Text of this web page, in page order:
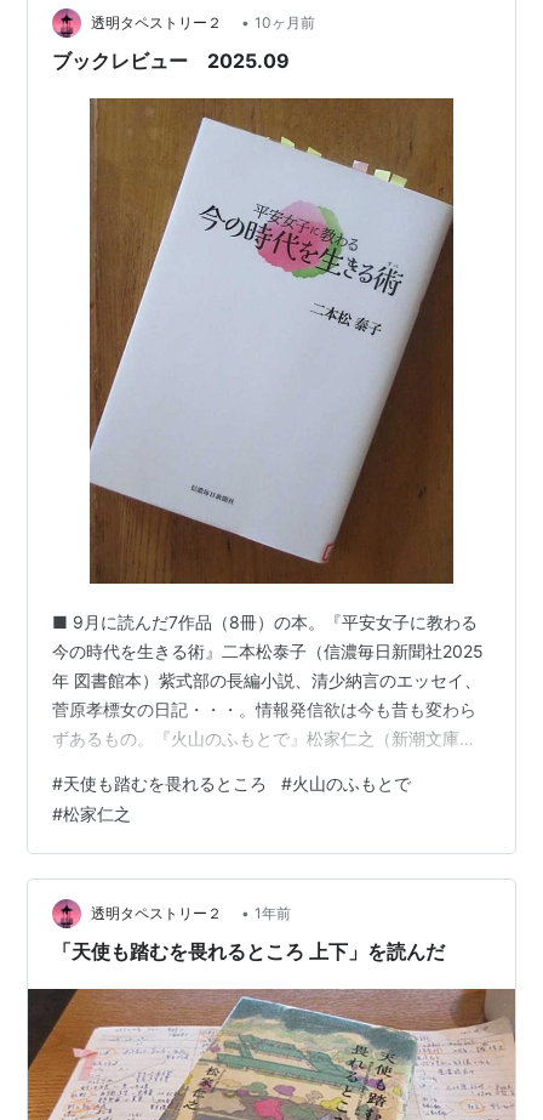
在感を増しています。このところ文庫になっているの
は、 二十年以上も前の著作でありますが…
透明タペストリー２ • 10ヶ月前
ブックレビュー 2025.09
■ 9月に読んだ7作品（8冊）の本。『平安女子に教わる
今の時代を生きる術』二本松泰子（信濃毎日新聞社2025
年 図書館本）紫式部の長編小説、清少納言のエッセイ、
菅原孝標女の日記・・・。情報発信欲は今も昔も変わら
ずあるもの。『火山のふもとで』松家仁之（新潮文庫
ころ 上下』松家仁之（新潮社2025年 図書館本）皇居新
宮殿の設計を途中で辞任した吉村順三。宮内庁側との見
解の相違から設計を途中で辞任した建築家・吉村順三を
モデルにした長編小説。松家さんは中学生の頃から建築
家への憧れがあったという。建築に関心がなければ新宮
殿の設計プロセスがメインストー…
#天使も踏むを畏れるところ #火山のふもとで
#松家仁之
透明タペストリー２ • 1年前
「天使も踏むを畏れるところ 上下」を読んだ